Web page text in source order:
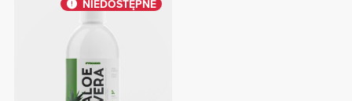
NIEDOSTĘPNE